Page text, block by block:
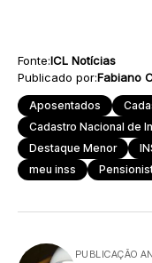
Fonte:ICL Notícias
Publicado por:Fabiano
Aposentados
Cadastro Nacional de
Destaque Menor
meu inss
PUBLICAÇÃO